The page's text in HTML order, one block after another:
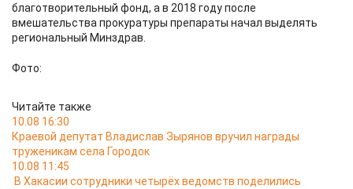
благотворительный фонд, а в 2018 году после
вмешательства прокуратуры препараты начал выделять
региональный Минздрав.
Фото:
Читайте также
10.08 16:30
Краевой депутат Владислав Зырянов вручил награды
труженикам села Городок
10.08 11:45
В Хакасии сотрудники четырёх ведомств поделились